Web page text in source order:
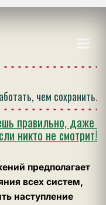
на версию для
чем сохранить.
правильно, даже
никто не смотрит!
предполагает
всех систем,
наступление